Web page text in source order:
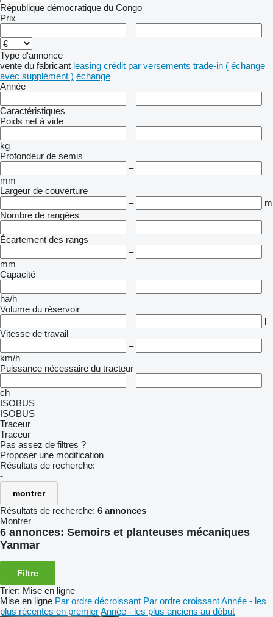
République démocratique du Congo
Prix
–
Type d'annonce
vente du fabricant leasing crédit par versements trade-in ( échange
avec supplément ) échange
Année
–
Caractéristiques
Poids net à vide
–
kg
Profondeur de semis
–
mm
Largeur de couverture
–
m
Nombre de rangées
–
Écartement des rangs
–
mm
Capacité
–
ha/h
Volume du réservoir
–
l
Vitesse de travail
–
km/h
Puissance nécessaire du tracteur
–
ch
ISOBUS
ISOBUS
Traceur
Traceur
Pas assez de filtres ?
Proposer une modification
Résultats de recherche:
-
montrer
Résultats de recherche: 6 annonces
Montrer
6 annonces: Semoirs et planteuses mécaniques
Yanmar
Filtre
Trier: Mise en ligne
Mise en ligne Par ordre décroissant Par ordre croissantAnnée - les
plus récentes en premierAnnée - les plus anciens au début